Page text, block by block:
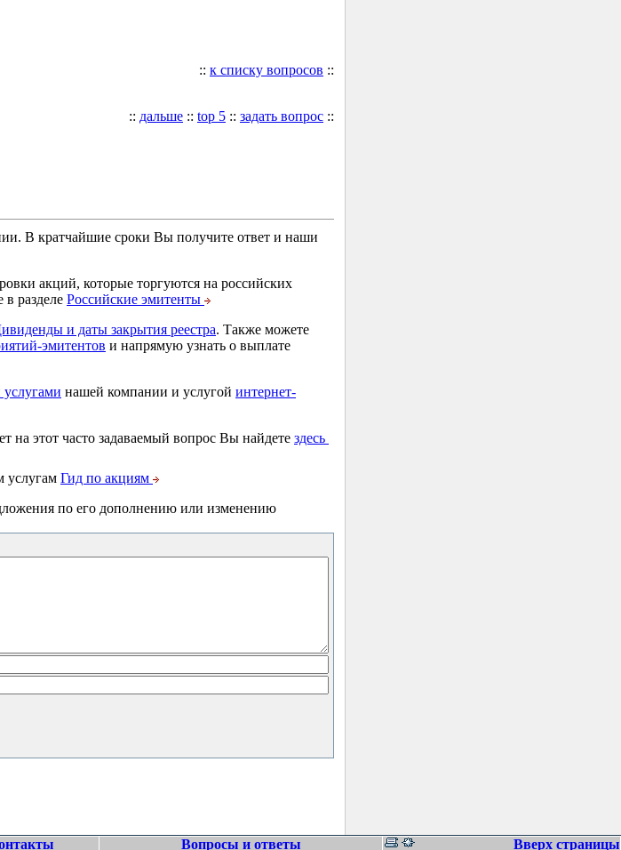
:: к списку вопросов ::
:: дальше :: top 5 :: задать вопрос ::
В кратчайшие сроки Вы получите ответ и наши
акций, которые торгуются на российских
разделе Российские эмитенты
и даты закрытия реестра. Также можете
эмитентов и напрямую узнать о выплате
нашей компании и услугой интернет-
на этот часто задаваемый вопрос Вы найдете здесь
услугам Гид по акциям
по его дополнению или изменению
Вопросы и ответы Вверх страницы